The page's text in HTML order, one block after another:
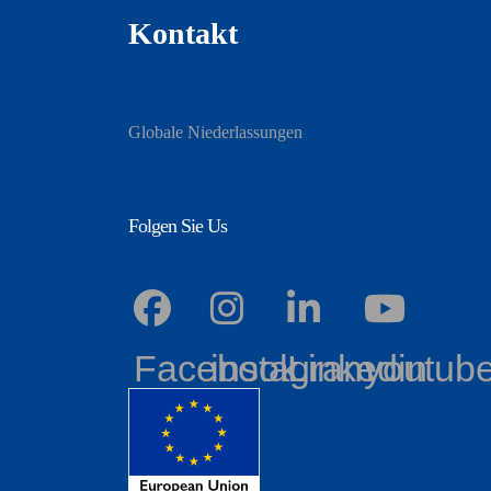
Kontakt
Globale Niederlassungen
Folgen Sie Us
Facebook
instagram
Linkedin